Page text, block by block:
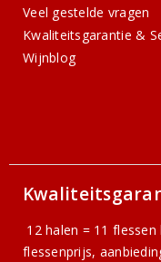
Veel gestelde vragen
Kwaliteitsgarantie &
Wijnblog
12 halen = 11
flessenprijs,